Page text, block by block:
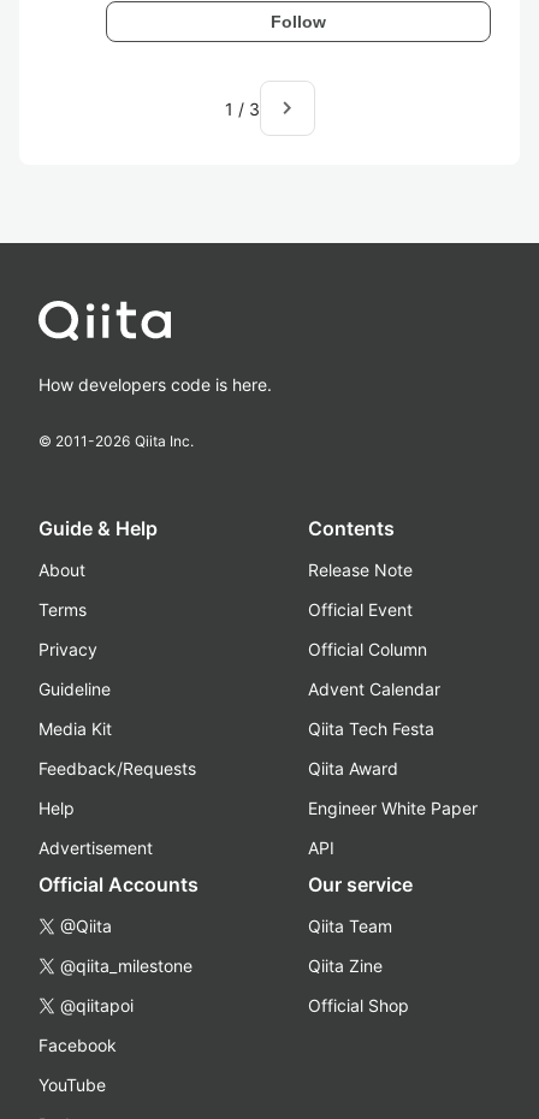
Follow
1 / 3 navigate_next
How developers code is here.
© 2011-2026 Qiita Inc.
Guide & Help
About
Terms
Privacy
Guideline
Media Kit
Feedback/Requests
Help
Advertisement
Contents
Release Note
Official Event
Official Column
Advent Calendar
Qiita Tech Festa
Qiita Award
Engineer White Paper
API
Official Accounts
@Qiita
@qiita_milestone
@qiitapoi
Facebook
YouTube
Our service
Qiita Team
Qiita Zine
Official Shop